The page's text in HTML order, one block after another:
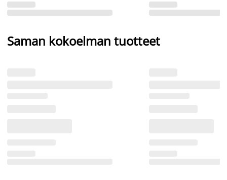
Saman kokoelman tuotteet